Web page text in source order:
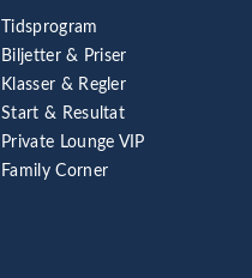
Tidsprogram
Biljetter & Priser
Klasser & Regler
Start & Resultat
Private Lounge VIP
Family Corner